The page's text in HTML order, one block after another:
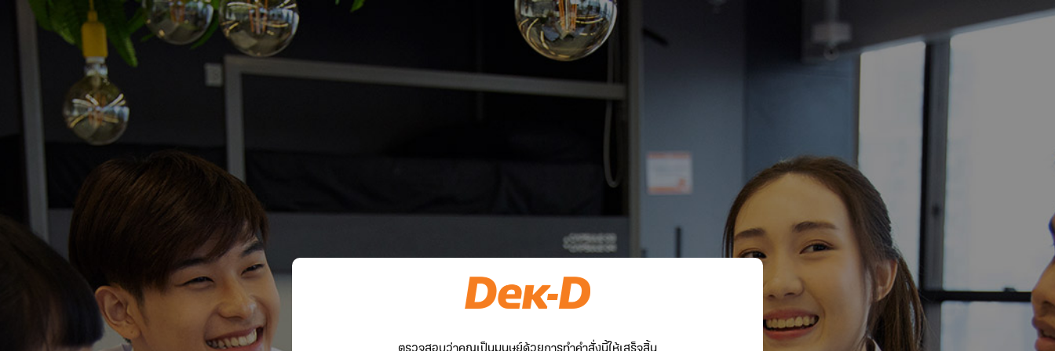
ตรวจสอบว่าคุณเป็นมนุษย์ด้วยการทำคำสั่งนี้ให้เสร็จสิ้น